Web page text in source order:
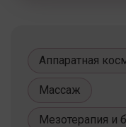
Аппаратная
Массаж
Мезотерапия и